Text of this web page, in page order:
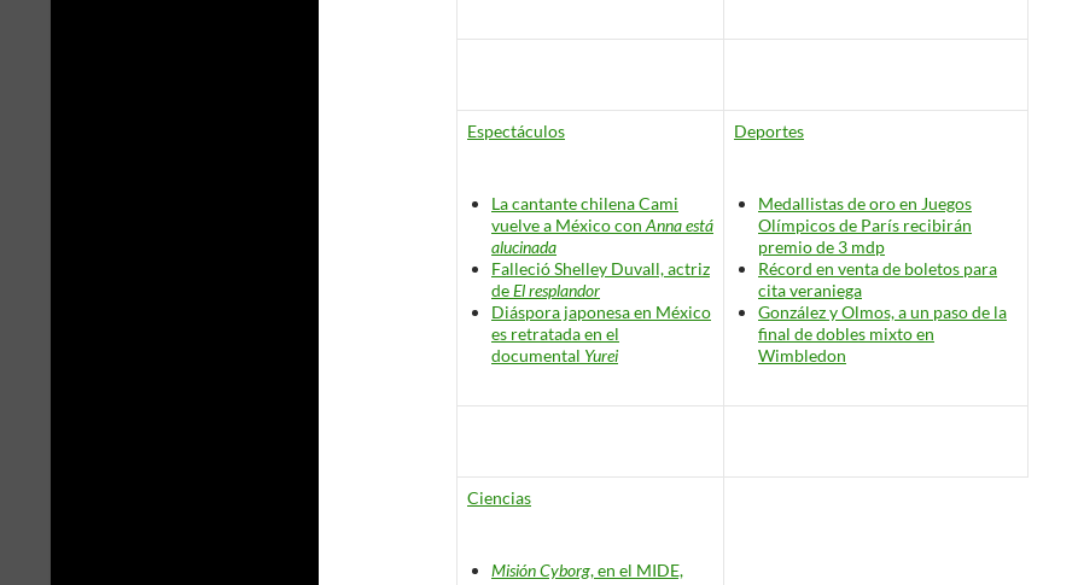
Espectáculos
La cantante chilena Cami
vuelve a México con Anna está
alucinada
Falleció Shelley Duvall, actriz
deEl resplandor
Diáspora japonesa en México
es retratada en el
documental Yurei
Deportes
Medallistas de oro en Juegos
Olímpicos de París recibirán
premio de 3 mdp
Récord en venta de boletos para
cita veraniega
González y Olmos, a un paso de la
final de dobles mixto en
Wimbledon
Ciencias
Misión Cyborg, en el MIDE,